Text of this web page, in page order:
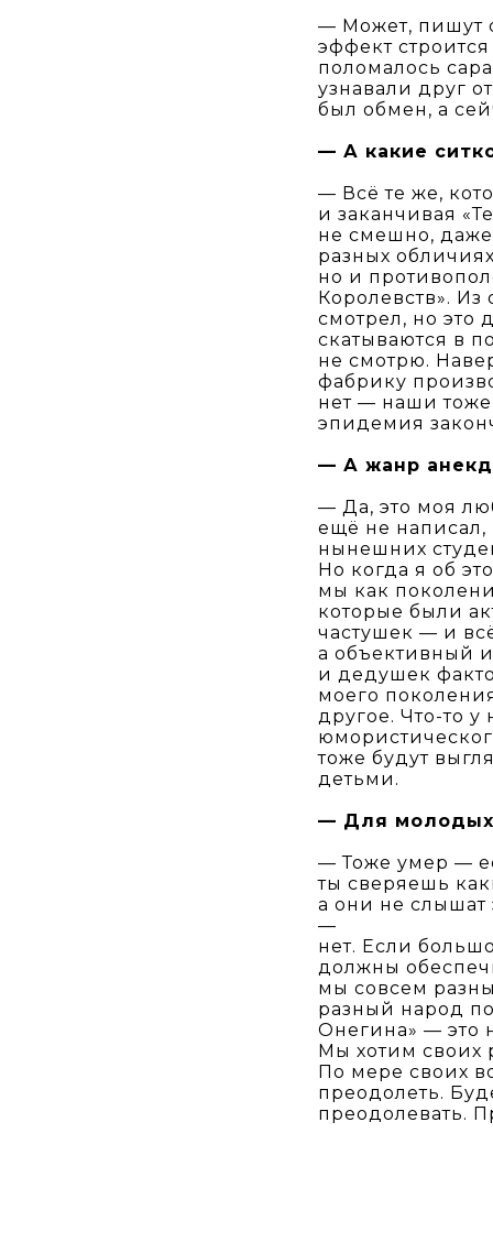
— Может, пишут
эффект
поломалось
узнавали друг
был обмен, а
— А какие
— Всё те же,
и заканчивая
не смешно,
разных
но и
Королевств».
смотрел, но это
скатываются в
не смотрю.
фабрику
нет — наши
эпидемия
— А жанр
— Да, это моя
ещё не написал,
нынешних
Но когда я об
мы как
которые были
частушек — и
а объективный
и дедушек
моего
другое. Что-то у
тоже будут
детьми.
— Для молодых
— Тоже умер —
ты сверяешь
а они не слышат
—
нет. Если
должны
мы совсем
разный народ
Онегина» — это
Мы хотим своих
По мере своих
преодолеть.
преодолевать.